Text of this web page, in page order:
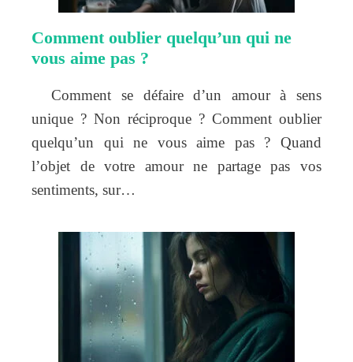
Comment oublier quelqu’un qui ne
vous aime pas ?
Comment se défaire d’un amour à sens
unique ? Non réciproque ? Comment oublier
quelqu’un qui ne vous aime pas ? Quand
l’objet de votre amour ne partage pas vos
sentiments, sur…